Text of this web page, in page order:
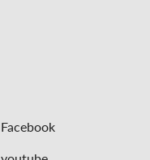
Facebook